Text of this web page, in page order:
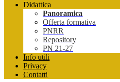
Didattica
Panoramica
Offerta formativa
PNRR
Repository
PN 21-27
Info utili
Privacy
Contatti